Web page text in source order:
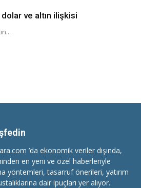
ve altın ilişkisi
’da ekonomik veriler dışında,
en yeni ve özel haberleriyle
yöntemleri, tasarruf önerileri, yatırım
dair ipuçları yer alıyor.